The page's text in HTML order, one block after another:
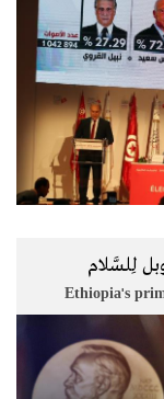
لِلسَّلام
Ethiopia's